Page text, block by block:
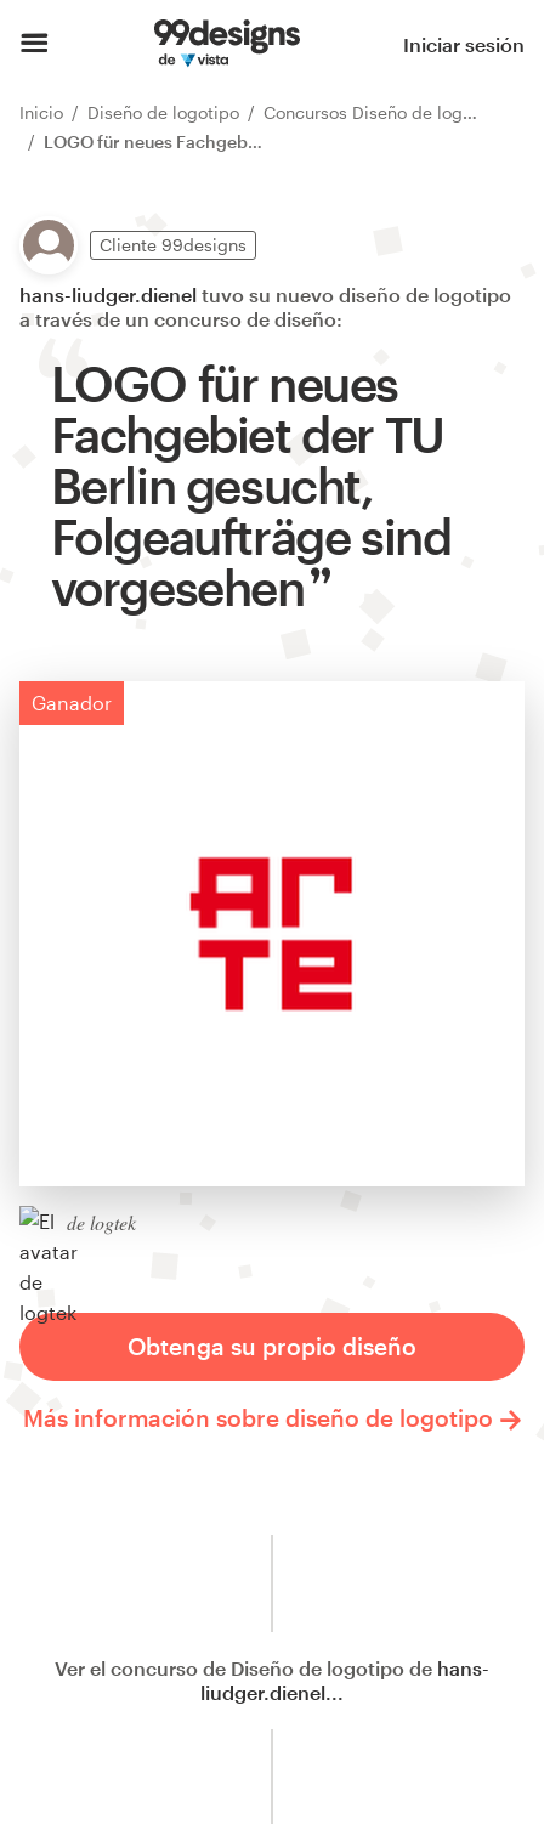
Iniciar sesión
Inicio Diseño de logotipo
Concursos Diseño de logotipo
LOGO für neues Fachgebiet der TU Berlin gesucht, Folgeaufträge sind vorgesehen
Cliente 99designs
hans-liudger.dienel tuvo su nuevo diseño de logotipo
a través de un concurso de diseño:
Ganador
de logtek
LOGO für neues
Fachgebiet der TU
Berlin gesucht,
Folgeaufträge sind
vorgesehen
Obtenga su propio diseño
Más información sobre diseño de logotipo
Ver el concurso de Diseño de logotipo de hans-
liudger.dienel...